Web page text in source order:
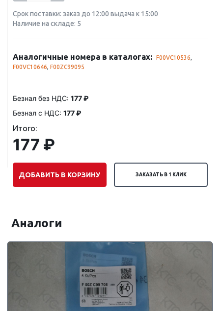
Срок поставки: заказ до 12:00 выдача к 15:00
Наличие на складе: 5
Аналогичные номера в каталогах: F00VC10536,
F00VC10646, F00ZC99095
Безнал без НДС: 177 ₽
Безнал с НДС: 177 ₽
Итого:
177 ₽
ДОБАВИТЬ В КОРЗИНУ ЗАКАЗАТЬ В 1 КЛИК
Аналоги